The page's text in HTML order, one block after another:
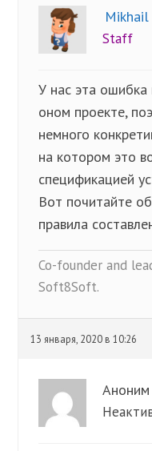
Mikhail
Staff
У нас эта ошибка
оном проекте,
немного
на котором это
спецификацией
Вот почитайте
правила
Co-founder and
Soft8Soft.
13 января, 2020 в 10:26
Аноним